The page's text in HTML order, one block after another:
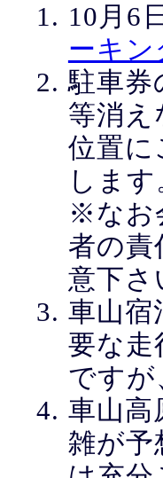
10月6
ーキ
駐車券
等消
位置に
します
※なお
者の
意下さ
車山宿
要な走
ですが
車山高
雑が予